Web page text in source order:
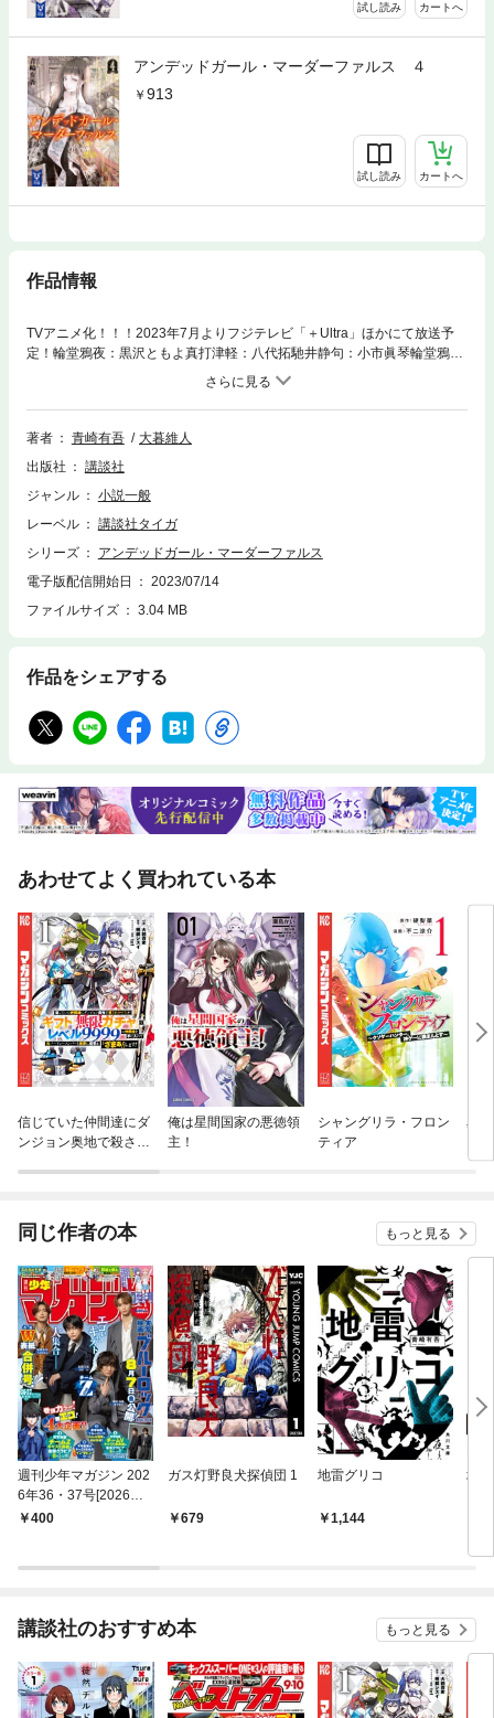
試し読み カートへ
アンデッドガール・マーダーファルス ４
913
試し読み カートへ
作品情報
TVアニメ化！！！2023年7月よりフジテレビ「＋Ultra」ほかにて放送予
定！輪堂鴉夜：黒沢ともよ真打津軽：八代拓馳井静句：小市眞琴輪堂鴉夜
が、生首でも、不死でもなかった時代。偉大なる師と共に過ごした黄金の
日々。今や彼女の他にそれを知るものは天の星のみ。
著者 青崎有吾
大暮維人
出版社
講談社
ジャンル
小説一般
レーベル
講談社タイガ
シリーズ
アンデッドガール・マーダーファルス
電子版配信開始日
2023/07/14
ファイルサイズ
3.04 MB
作品をシェアする
あわせてよく買われている本
信じていた仲間達にダ
ンジョン奥地で殺され
れて元パーティーメン
バーと世界に復讐＆
俺は星間国家の悪徳領
主！
シャングリラ・フロン
ティア
星
同じ作者の本 もっと見る
週刊少年マガジン 202
6年36・37号[2026年8
月5日発売]
400
ガス灯野良犬探偵団 1
679
地雷グリコ
1,144
地
講談社のおすすめ本 もっと見る